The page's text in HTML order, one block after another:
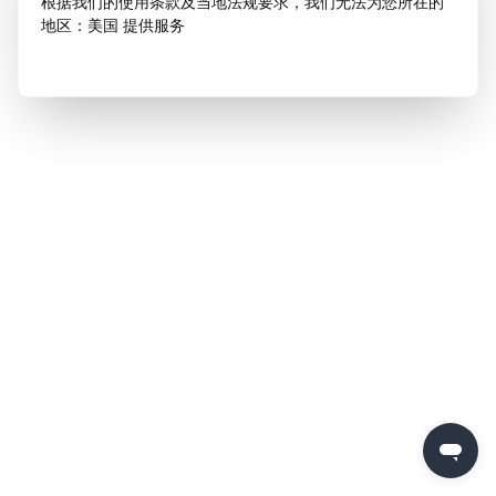
地区：美国 提供服务